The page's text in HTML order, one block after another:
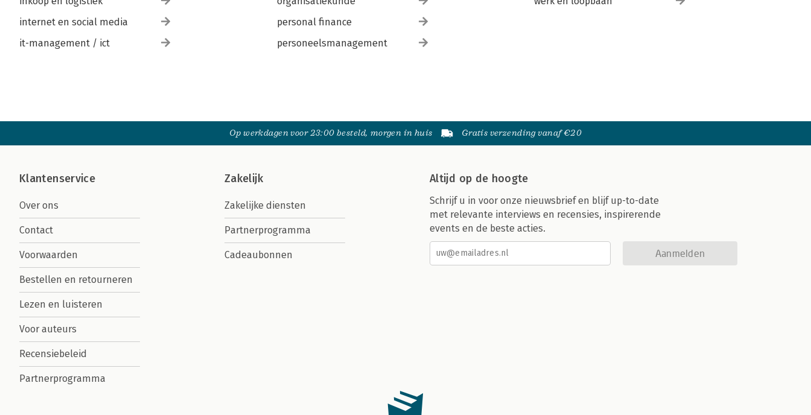
internet en social media
it-management / ict
personal finance
personeelsmanagement
Op werkdagen voor 23:00 besteld, morgen in huis Gratis verzending vanaf €20
Klantenservice
Over ons
Contact
Voorwaarden
Bestellen en retourneren
Lezen en luisteren
Voor auteurs
Recensiebeleid
Partnerprogramma
Zakelijk
Zakelijke diensten
Partnerprogramma
Cadeaubonnen
Altijd op de hoogte
Schrijf u in voor onze nieuwsbrief en blijf up-to-date
met relevante interviews en recensies, inspirerende
events en de beste acties.
Aanmelden